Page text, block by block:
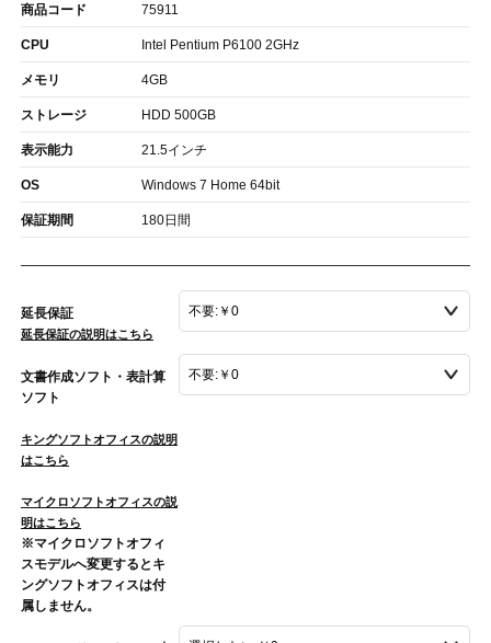
商品コード 75911
CPU Intel Pentium P6100 2GHz
メモリ 4GB
ストレージ HDD 500GB
表示能力 21.5インチ
OS Windows 7 Home 64bit
保証期間 180日間
延長保証
延長保証の説明はこちら
文書作成ソフト・表計算
ソフト
キングソフトオフィスの説明
はこちら
マイクロソフトオフィスの説
明はこちら
※マイクロソフトオフィ
スモデルへ変更するとキ
ングソフトオフィスは付
属しません。